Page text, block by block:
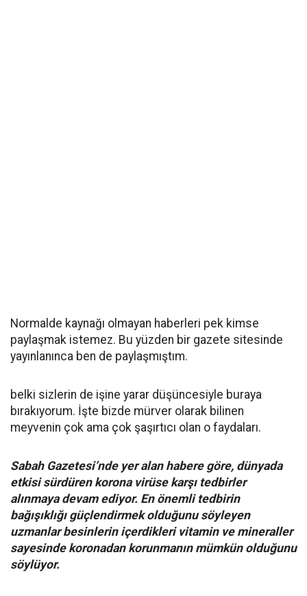
Normalde kaynağı olmayan haberleri pek kimse
paylaşmak istemez. Bu yüzden bir gazete sitesinde
yayınlanınca ben de paylaşmıştım.
belki sizlerin de işine yarar düşüncesiyle buraya
bırakıyorum. İşte bizde mürver olarak bilinen
meyvenin çok ama çok şaşırtıcı olan o faydaları.
Sabah Gazetesi’nde yer alan habere göre, dünyada
etkisi sürdüren korona virüse karşı tedbirler
alınmaya devam ediyor. En önemli tedbirin
bağışıklığı güçlendirmek olduğunu söyleyen
uzmanlar besinlerin içerdikleri vitamin ve mineraller
sayesinde koronadan korunmanın mümkün olduğunu
söylüyor.